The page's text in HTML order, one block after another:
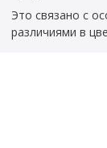
Это связано с
различиями в